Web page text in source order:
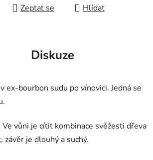
Zeptat se
Hlídat
Diskuze
bourbon sudu po vínovici. Jedná se
vůni je cítit kombinace svěžesti dřeva
je dlouhý a suchý.